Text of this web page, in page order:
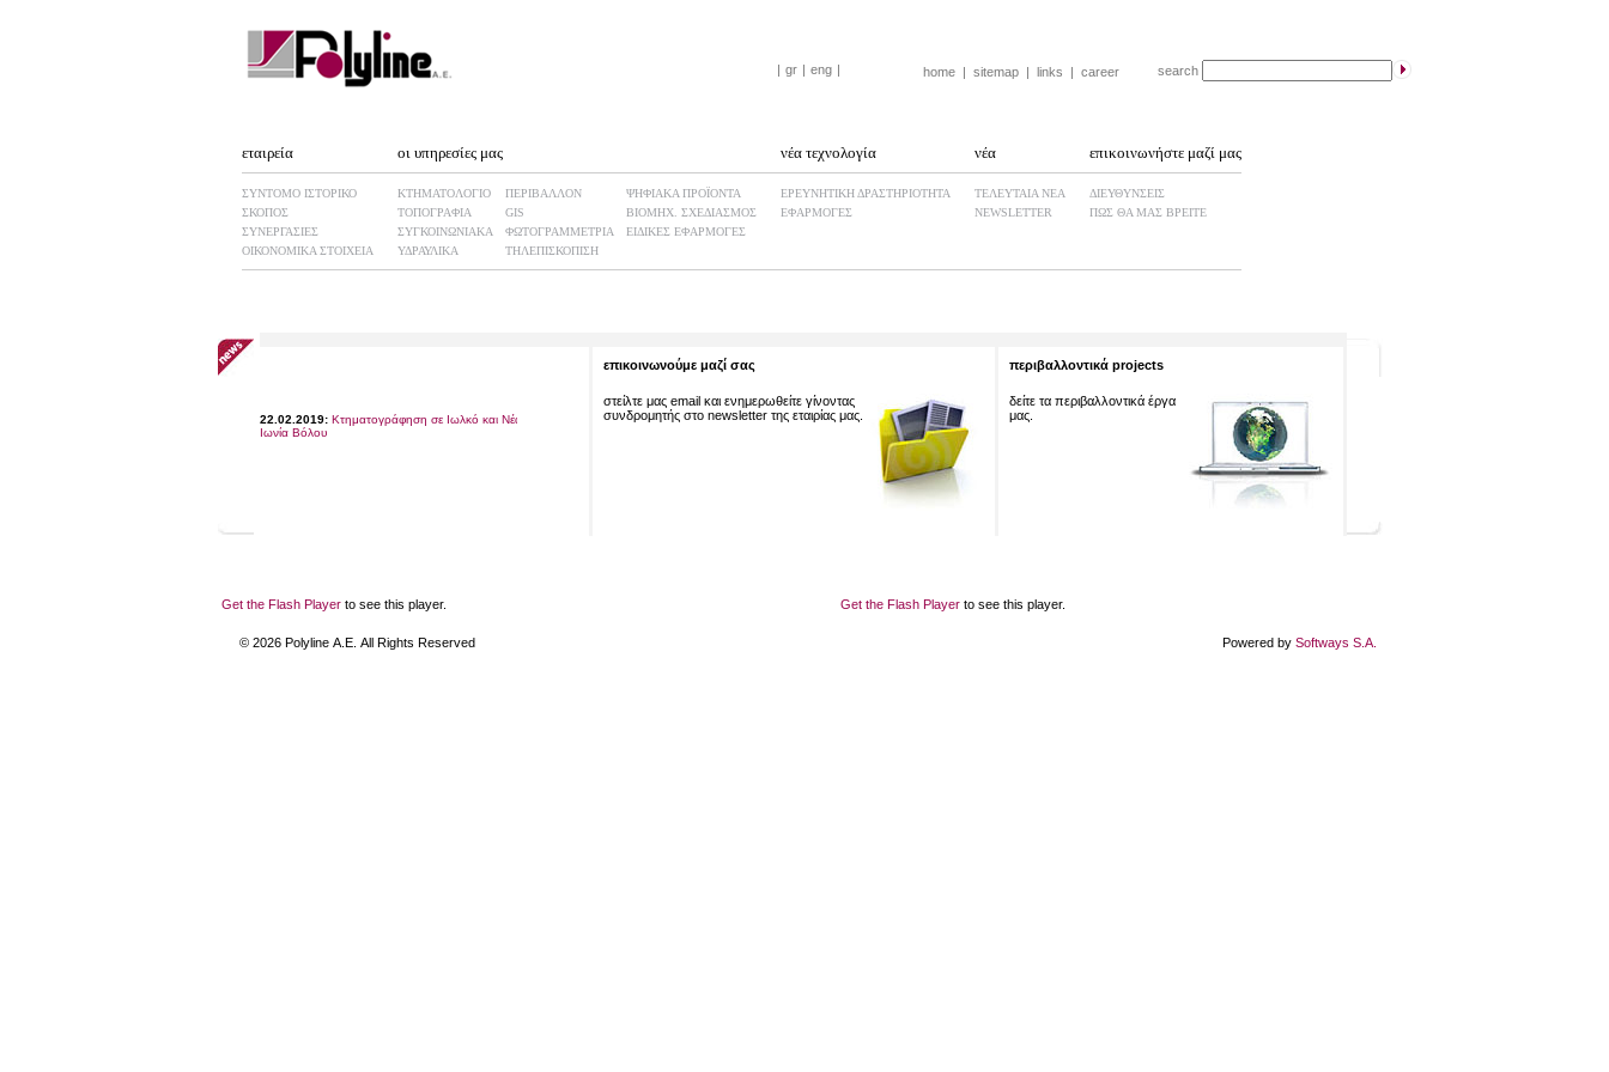
| gr | eng | home | sitemap | links | career search
εταιρεία
ΣΥΝΤΟΜΟ ΙΣΤΟΡΙΚΟ
ΣΚΟΠΟΣ
ΣΥΝΕΡΓΑΣΙΕΣ
ΟΙΚΟΝΟΜΙΚΑ ΣΤΟΙΧΕΙΑ
οι υπηρεσίες μας
ΚΤΗΜΑΤΟΛΟΓΙΟ
ΤΟΠΟΓΡΑΦΙΑ
ΣΥΓΚΟΙΝΩΝΙΑΚΑ
ΥΔΡΑΥΛΙΚΑ
ΠΕΡΙΒΑΛΛΟΝ
GIS
ΦΩΤΟΓΡΑΜΜΕΤΡΙΑ
ΤΗΛΕΠΙΣΚΟΠΙΣΗ
ΨΗΦΙΑΚΑ ΠΡΟΪΟΝΤΑ
ΒΙΟΜHX. ΣΧΕΔΙΑΣΜΟΣ
ΕΙΔΙΚΕΣ ΕΦΑΡΜΟΓΕΣ
νέα τεχνολογία
ΕΡΕΥΝΗΤΙΚΗ ΔΡΑΣΤΗΡΙΟΤΗΤΑ
ΕΦΑΡΜΟΓΕΣ
νέα
ΤΕΛΕΥΤΑΙΑ ΝΕΑ
NEWSLETTER
επικοινωνήστε μαζί μας
ΔΙΕΥΘΥΝΣΕΙΣ
ΠΩΣ ΘΑ ΜΑΣ ΒΡΕΙΤΕ
επικοινωνούμε μαζί σας περιβαλλοντικά projects
22.02.2019: Κτηματογράφηση σε Ιωλκό και Νέα
Ιωνία Βόλου
στείλτε μας email και ενημερωθείτε γίνοντας
συνδρομητής στο newsletter της εταιρίας μας.
δείτε τα περιβαλλοντικά έργα
μας.
Get the Flash Player to see this player. Get the Flash Player to see this player.
© 2026 Polyline Α.Ε. All Rights Reserved Powered by Softways S.A.